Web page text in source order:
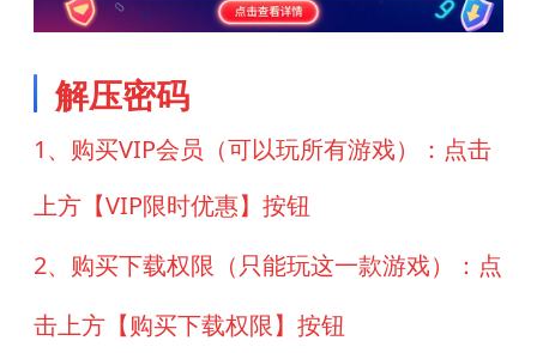
解压密码
1、购买VIP会员（可以玩所有游戏）：点击
上方【VIP限时优惠】按钮
2、购买下载权限（只能玩这一款游戏）：点
击上方【购买下载权限】按钮